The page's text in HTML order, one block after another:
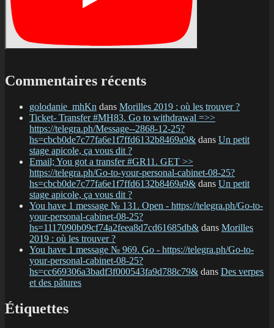
Commentaires récents
golodanie_mhKn dans Morilles 2019 : où les trouver ?
Ticket- Transfer #MH83. Go to withdrawal =>>
https://telegra.ph/Message--2868-12-25?
hs=cbcb0de7c77fa6e1f7ffd6132b8469a9& dans Un petit
stage apicole, ça vous dit ?
Email; You got a transfer #GR11. GET >>
https://telegra.ph/Go-to-your-personal-cabinet-08-25?
hs=cbcb0de7c77fa6e1f7ffd6132b8469a9& dans Un petit
stage apicole, ça vous dit ?
You have 1 message № 131. Open - https://telegra.ph/Go-to-
your-personal-cabinet-08-25?
hs=1117090b09cf74a2feea8d7cd61685db& dans Morilles
2019 : où les trouver ?
You have 1 message № 969. Go - https://telegra.ph/Go-to-
your-personal-cabinet-08-25?
hs=cc669306a3badf3f000543fa9d788c79& dans Des verpes
et des pâtures
Étiquettes